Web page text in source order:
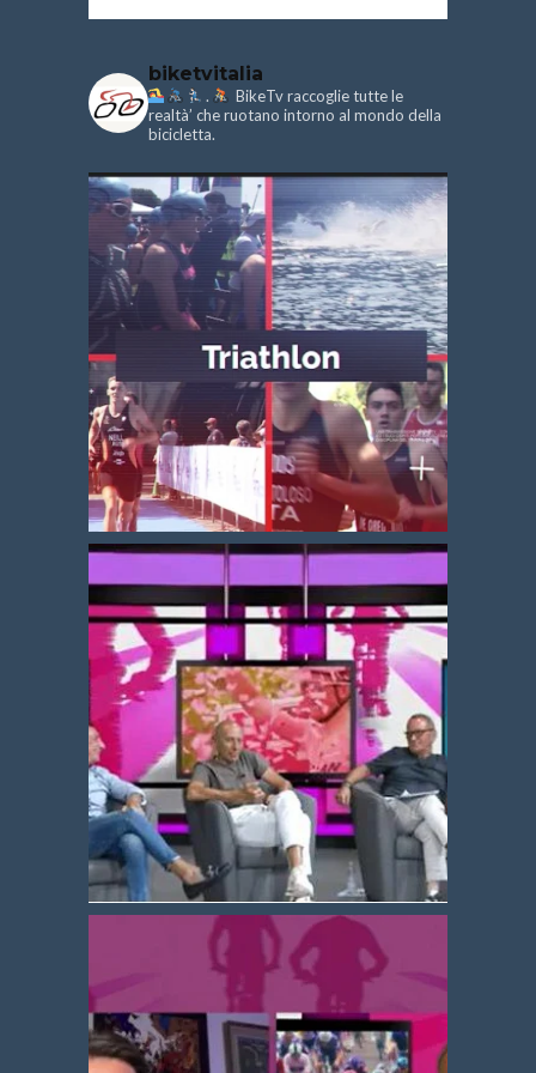
biketvitalia
.
BikeTv raccoglie tutte le
realtà’ che ruotano intorno al mondo della
bicicletta.